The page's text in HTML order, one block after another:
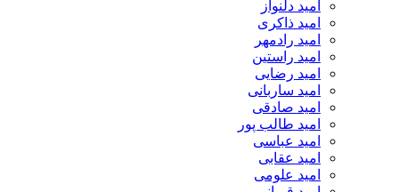
امید دلنواز
امید ذاکری
امید رادمهر
امید راستین
امید رضایی
امید ساربانی
امید صادقی
امید طالب پور
امید عباسی
امید عقابی
امید علومی